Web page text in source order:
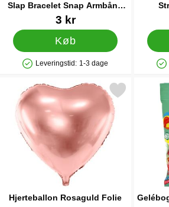
Slap Bracelet Snap Armbånd
Space
Varenr 402123 kr
Køb
Produkttilgængelighed: På lager
Leveringstid: 1-3 dage
Varenr
Hjerteballon Rosaguld Folie
Markér hjerteballon Rosaguld Folie